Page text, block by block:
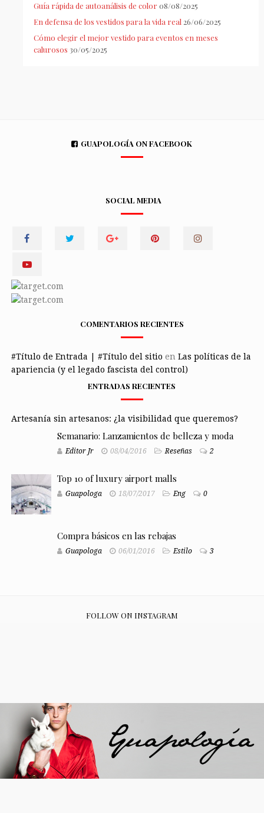
Guía rápida de autoanálisis de color 08/08/2025
En defensa de los vestidos para la vida real 26/06/2025
Cómo elegir el mejor vestido para eventos en meses
calurosos 30/05/2025
GUAPOLOGÍA ON FACEBOOK
SOCIAL MEDIA
COMENTARIOS RECIENTES
#Título de Entrada | #Título del sitio en Las políticas de la
apariencia (y el legado fascista del control)
ENTRADAS RECIENTES
Artesanía sin artesanos: ¿la visibilidad que queremos?
Semanario: Lanzamientos de belleza y moda
Editor Jr 08/04/2016 Reseñas 2
Top 10 of luxury airport malls
Guapologa 18/07/2017 Eng 0
Compra básicos en las rebajas
Guapologa 06/01/2016 Estilo 3
FOLLOW ON INSTAGRAM